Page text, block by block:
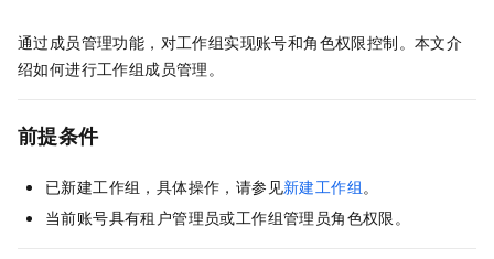
通过成员管理功能，对工作组实现账号和角色权限控制。本文介
绍如何进行工作组成员管理。
前提条件
已新建工作组，具体操作，请参见新建工作组。
当前账号具有租户管理员或工作组管理员角色权限。